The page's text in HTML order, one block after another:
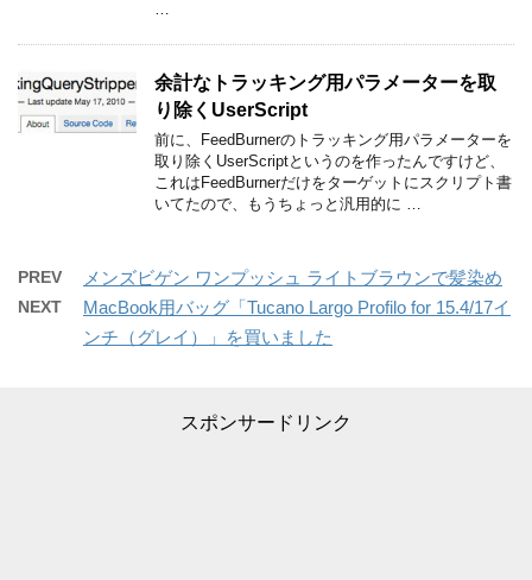
…
余計なトラッキング用パラメーターを取
り除くUserScript
前に、FeedBurnerのトラッキング用パラメーターを
取り除くUserScriptというのを作ったんですけど、
これはFeedBurnerだけをターゲットにスクリプト書
いてたので、もうちょっと汎用的に …
PREV メンズビゲン ワンプッシュ ライトブラウンで髪染め
NEXT
MacBook用バッグ「Tucano Largo Profilo for 15.4/17イ
ンチ（グレイ）」を買いました
スポンサードリンク